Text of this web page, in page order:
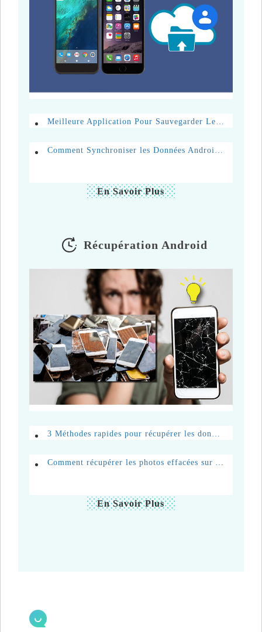
Meilleure Application Pour Sauvegarder Les Contacts Android et iPhone
Comment Synchroniser les Données Android avec son PC en Toute Simplicité
En Savoir Plus
Récupération Android
3 Méthodes rapides pour récupérer les données d'un téléphone cassé
Comment récupérer les photos effacées sur Android
En Savoir Plus